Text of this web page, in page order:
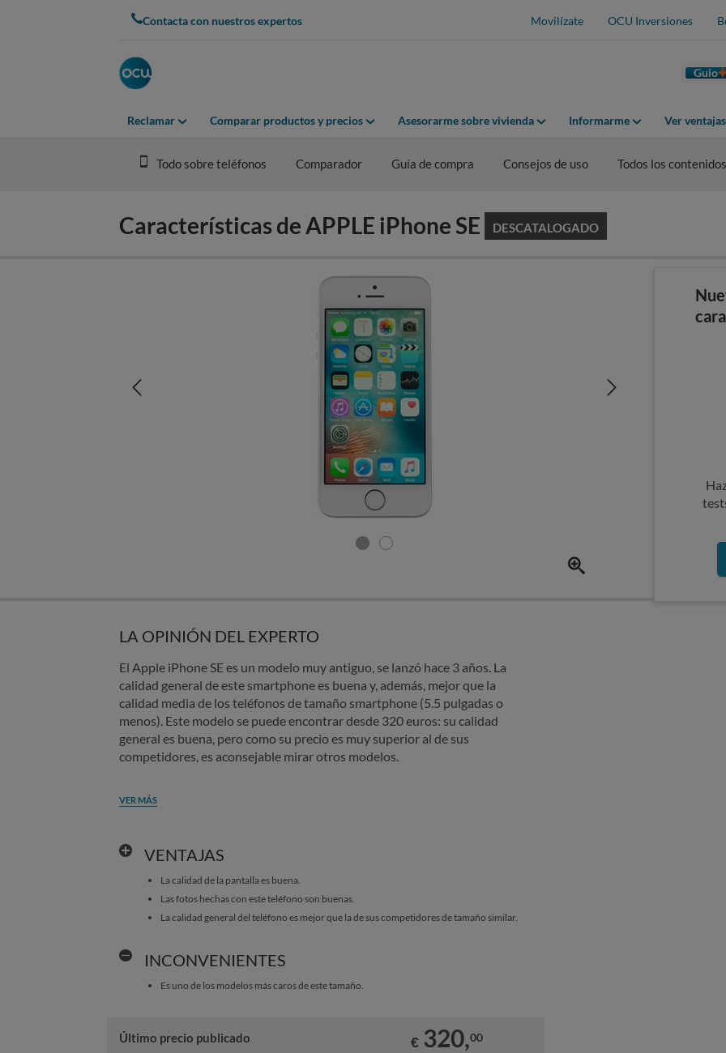
Contacta con nuestros expertos Movilízate OCU Inversiones
Guio
Reclamar Comparar productos y precios Asesorarme sobre vivienda Informarme Ver
Todo sobre teléfonos Comparador Guía de compra Consejos de uso Todos los contenidos
Características de APPLE iPhone SE DESCATALOGADO
LA OPINIÓN DEL EXPERTO
El Apple iPhone SE es un modelo muy antiguo, se lanzó hace 3 años. La
calidad general de este smartphone es buena y, además, mejor que la
calidad media de los teléfonos de tamaño smartphone (5.5 pulgadas o
menos). Este modelo se puede encontrar desde 320 euros: su calidad
general es buena, pero como su precio es muy superior al de sus
competidores, es aconsejable mirar otros modelos.
VER MÁS
VENTAJAS
La calidad de la pantalla es buena.
Las fotos hechas con este teléfono son buenas.
La calidad general del teléfono es mejor que la de sus competidores de tamaño similar.
INCONVENIENTES
Es uno de los modelos más caros de este tamaño.
Último precio publicado € 320,00